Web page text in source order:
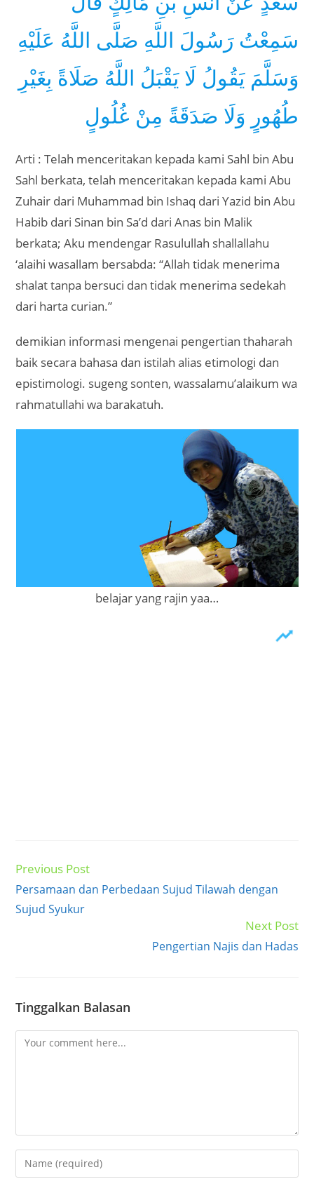
سَمِعْتُ رَسُولَ اللَّهِ صَلَّى اللَّهُ عَلَيْهِ
وَسَلَّمَ يَقُولُ لَا يَقْبَلُ اللَّهُ صَلَاةً بِغَيْرِ
طُهُورٍ وَلَا صَدَقَةً مِنْ غُلُولٍ
Arti : Telah menceritakan kepada kami Sahl bin Abu
Sahl berkata, telah menceritakan kepada kami Abu
Zuhair dari Muhammad bin Ishaq dari Yazid bin Abu
Habib dari Sinan bin Sa’d dari Anas bin Malik
berkata; Aku mendengar Rasulullah shallallahu
‘alaihi wasallam bersabda: “Allah tidak menerima
shalat tanpa bersuci dan tidak menerima sedekah
dari harta curian.”
demikian informasi mengenai pengertian thaharah
baik secara bahasa dan istilah alias etimologi dan
epistimologi. sugeng sonten, wassalamu’alaikum wa
rahmatullahi wa barakatuh.
belajar yang rajin yaa…
Read
articles
Previous Post
Persamaan dan Perbedaan Sujud Tilawah dengan
Sujud Syukur
Next Post
Pengertian Najis dan Hadas
Tinggalkan Balasan
Comment
Enter
your